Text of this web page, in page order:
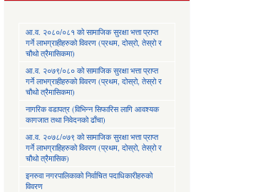
आ.व. २०८०/०८१ को सामाजिक सुरक्षा भत्ता प्राप्त
गर्ने लाभग्राहीहरुको विवरण (प्रथम, दोस्रो, तेस्रो र
चौथो त्रैमासिकमा)
आ.व. २०७९/०८० को सामाजिक सुरक्षा भत्ता प्राप्त
गर्ने लाभग्राहीहरुको विवरण (प्रथम, दोस्रो, तेस्रो र
चौथो त्रैमासिकमा)
नागरिक वडापत्र (विभिन्न सिफारिस लागि आवश्यक
कागजात तथा निवेदनको ढाँचा)
आ.व. २०७८/०७९ को सामाजिक सुरक्षा भत्ता प्राप्त
गर्ने लाभग्राहिहरुको विवरण (प्रथम, दोस्रो, तेस्रो र
चौथो त्रैमासिक)
इनरुवा नगरपालिकाको निर्वाचित पदाधिकारीहरुको
विवरण